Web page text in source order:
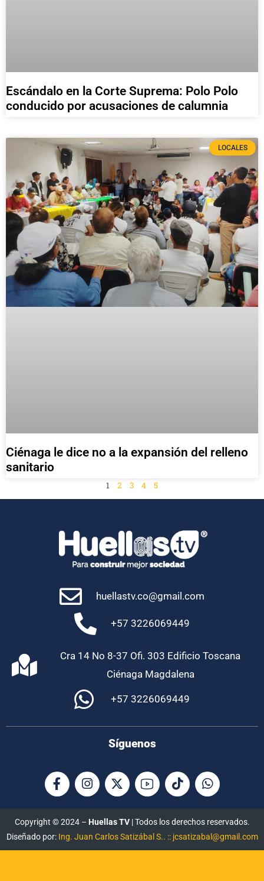
Escándalo en la Corte Suprema: Polo Polo
conducido por acusaciones de calumnia
LOCALES
Ciénaga le dice no a la expansión del relleno
sanitario
1 2 3 4 5
huellastv.co@gmail.com
+57 3226069449
Cra 14 No 8-37 Ofi. 303 Edificio Toscana
Ciénaga Magdalena
+57 3226069449
Síguenos
Copyright © 2024 – Huellas TV| Todos los derechos reservados.
Diseñado por: Ing. Juan Carlos Satizábal S.. :: jcsatizabal@gmail.com